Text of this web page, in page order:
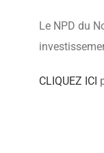
Le NPD du
CLIQUEZ ICI